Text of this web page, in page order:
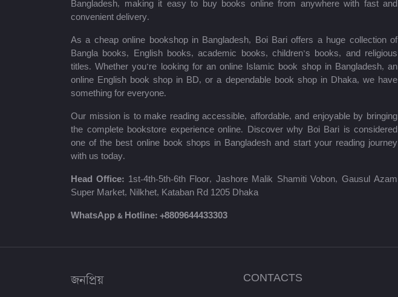
রবীন্দ্রনাথ ঠাকুর
মোত্তাসিন পাহলভী
শায়খ আহমাদুল্লাহ
মোঃ খাইরুল আলম
ম্যাক্সিম গোর্কি
মহাদেব সাহা
প্রমথ চৌধুরী
শরৎচন্দ্র চট্টোপাধ্যায়
Bangladesh, making it easy to buy books online from anywhere with fast and
convenient delivery.
As a cheap online bookshop in Bangladesh, Boi Bari offers a huge collection of
Bangla books, English books, academic books, children’s books, and religious
titles. Whether you’re looking for an online Islamic book shop in Bangladesh, an
online English book shop in BD, or a dependable book shop in Dhaka, we have
something for everyone.
Our mission is to make reading accessible, affordable, and enjoyable by bringing
the complete bookstore experience online. Discover why Boi Bari is considered
one of the best online book shops in Bangladesh and start your reading journey
with us today.
Head Office: 1st-4th-5th-6th Floor, Jashore Malik Shamiti Vobon, Gausul Azam
Super Market, Nilkhet, Kataban Rd 1205 Dhaka
WhatsApp & Hotline: +8809644433303
জনপ্রিয় CONTACTS